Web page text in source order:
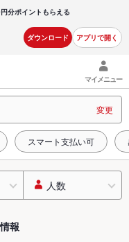
分ポイントもらえる
ダウンロード アプリで開く
マイメニュー
変更
スマート支払い可
人数
報